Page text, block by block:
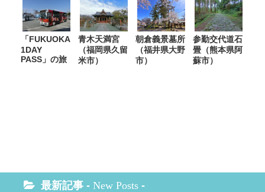
「FUKUOKA
1DAY
PASS」の旅
青木天満宮
（福岡県久留
米市）
朝倉義景墓所
（福井県大野
市）
参勤交代道石
畳（熊本県阿
蘇市）
最新記事 - New Posts -